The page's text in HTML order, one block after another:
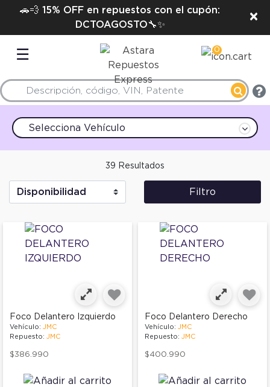
🚗💨 15% OFF en repuestos con el cupón:
DCTOAGOSTO🔧✨
×
☰ 0
Selecciona Vehículo
39 Resultados
Filtro
Foco Delantero Izquierdo
Vehículo: JMC
Repuesto: JMC
$386.990
Foco Delantero Derecho
Vehículo: JMC
Repuesto: JMC
$400.990